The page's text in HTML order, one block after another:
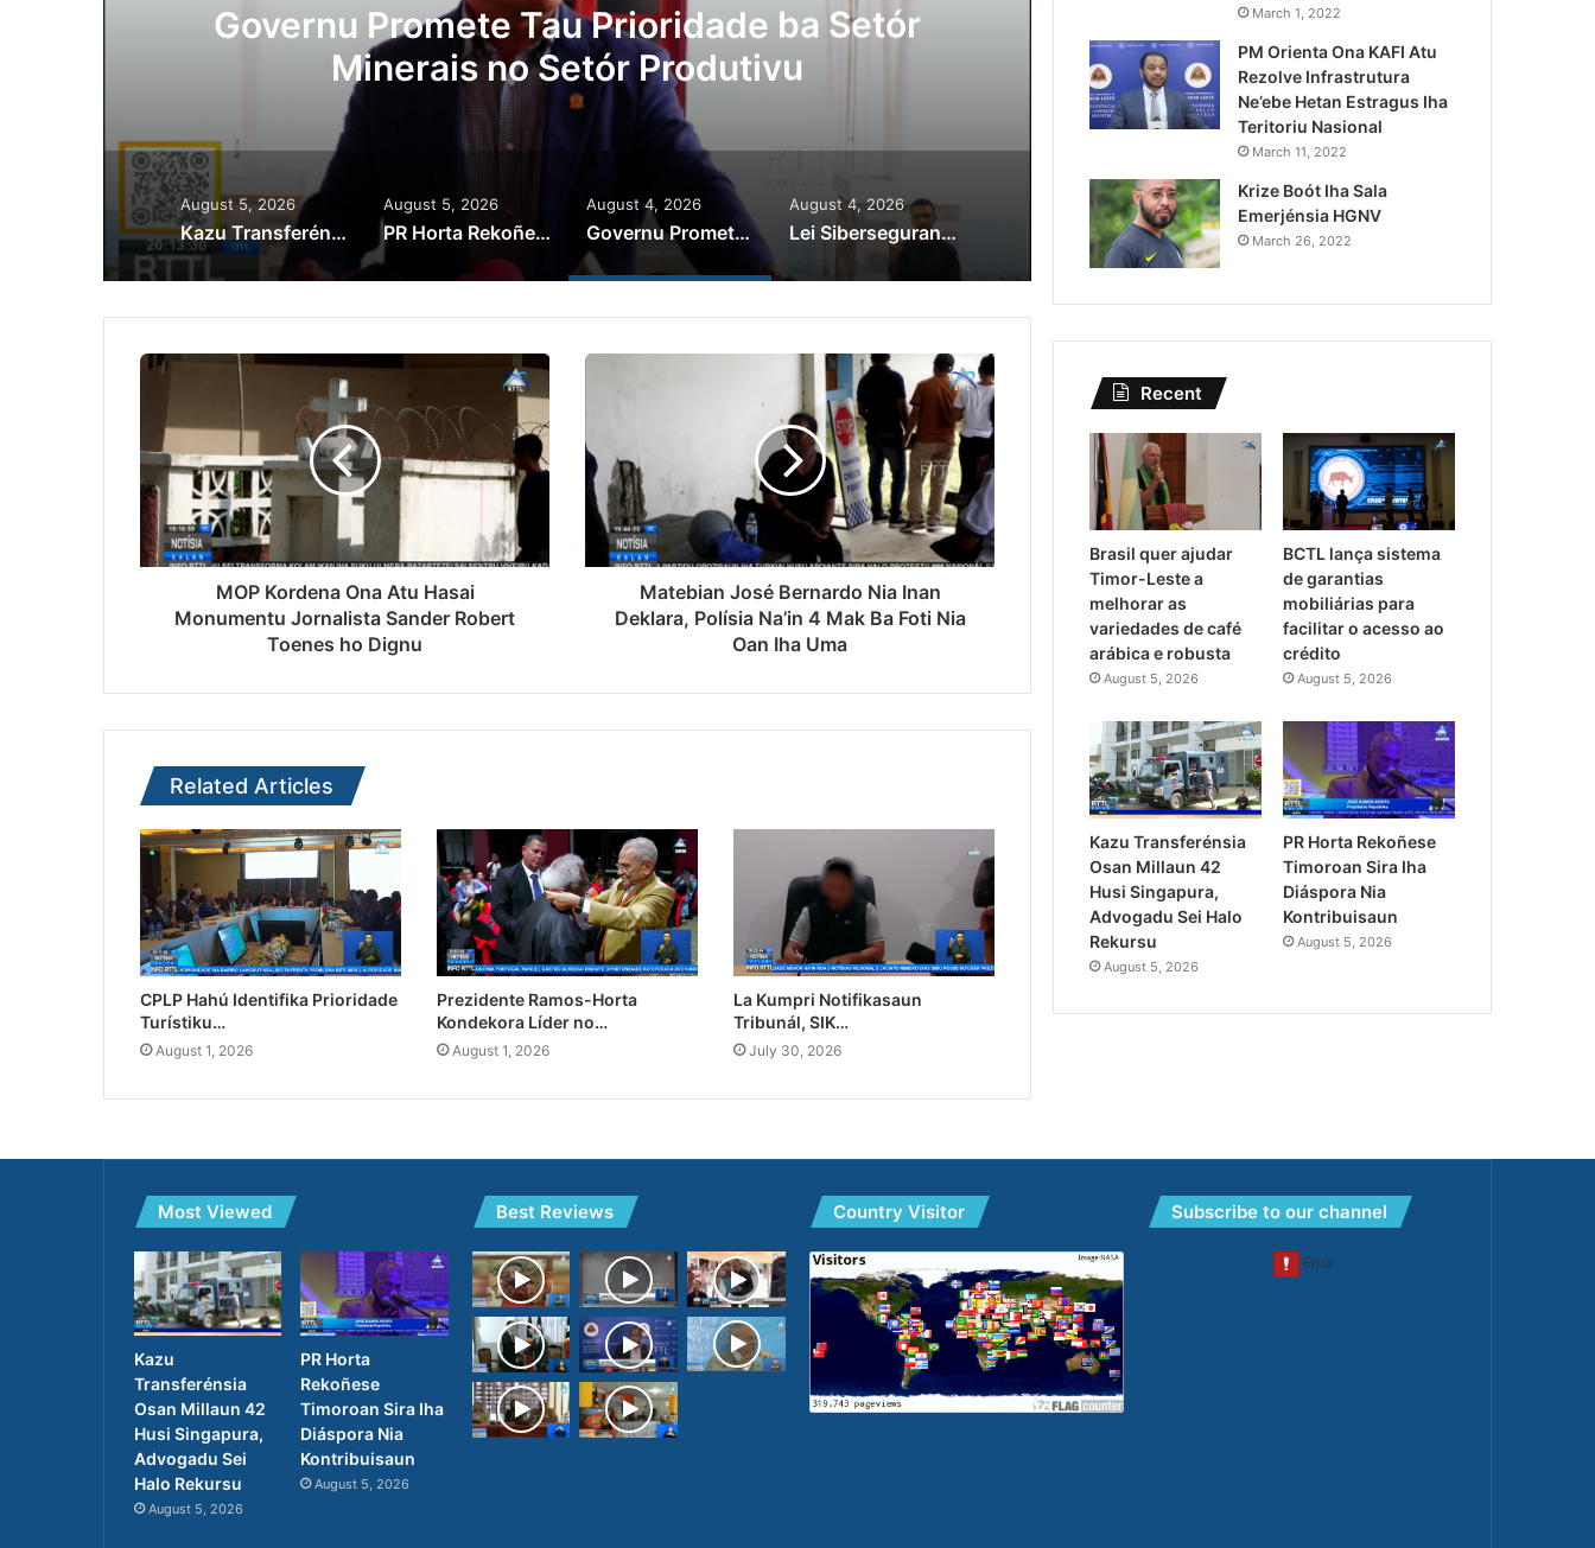
Lei Siberseguransa Ajuda Autoridade Polisiál
Kaptura Autór Kriminozu ho Paradeiru Iha
Estranjeiru
Kazu Transferénsia
Singapura, Advogadu
August 5, 2026
Kazu Transferénsia Osan Millaun 42 Husi Singapura, Advogadu Sei Halo Rekursu
August 5, 2026
PR Horta Rekoñese Timoroan Sira Iha Diáspora Nia Kontribuisaun
August 4, 2026
Governu Promete Tau Prioridade ba Setór Minerais no Setór Produtivu
August 4, 2026
Lei Siberseguransa Ajuda Autoridade Polisiál Kaptura Autór Kriminozu ho Paradeiru Iha Estranjeiru
MOP Kordena Ona Atu Hasai
Monumentu Jornalista Sander Robert
Toenes ho Dignu
Matebian José Bernardo Nia Inan
Deklara, Polísia Na’in 4 Mak Ba Foti Nia
Oan Iha Uma
Related Articles
CPLP Hahú Identifika Prioridade
Turístiku…
August 1, 2026
Prezidente Ramos-Horta
Kondekora Líder no…
August 1, 2026
La Kumpri Notifikasaun
Tribunál, SIK…
July 30, 2026
March 1, 2022
PM Orienta Ona KAFI Atu
Rezolve Infrastrutura
Ne’ebe Hetan Estragus Iha
Teritoriu Nasional
March 11, 2022
Krize Boót Iha Sala
Emerjénsia HGNV
March 26, 2022
Recent
Brasil quer ajudar
Timor-Leste a
melhorar as
variedades de café
arábica e robusta
August 5, 2026
BCTL lança sistema
de garantias
mobiliárias para
facilitar o acesso ao
crédito
August 5, 2026
Kazu Transferénsia
Osan Millaun 42
Husi Singapura,
Advogadu Sei Halo
Rekursu
August 5, 2026
PR Horta Rekoñese
Timoroan Sira Iha
Diáspora Nia
Kontribuisaun
August 5, 2026
Most Viewed
Kazu
Transferénsia
Osan Millaun 42
Husi Singapura,
Advogadu Sei
Halo Rekursu
August 5, 2026
PR Horta
Rekoñese
Timoroan Sira Iha
Diáspora Nia
Kontribuisaun
August 5, 2026
Best Reviews Country Visitor Subscribe to our channel